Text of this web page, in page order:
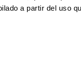
a partir del uso